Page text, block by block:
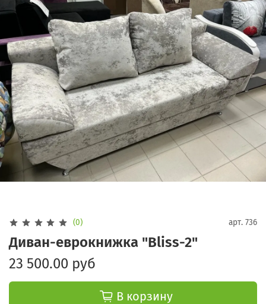
(0) арт. 736
Диван-еврокнижка "Bliss-2"
23 500.00 руб
В корзину